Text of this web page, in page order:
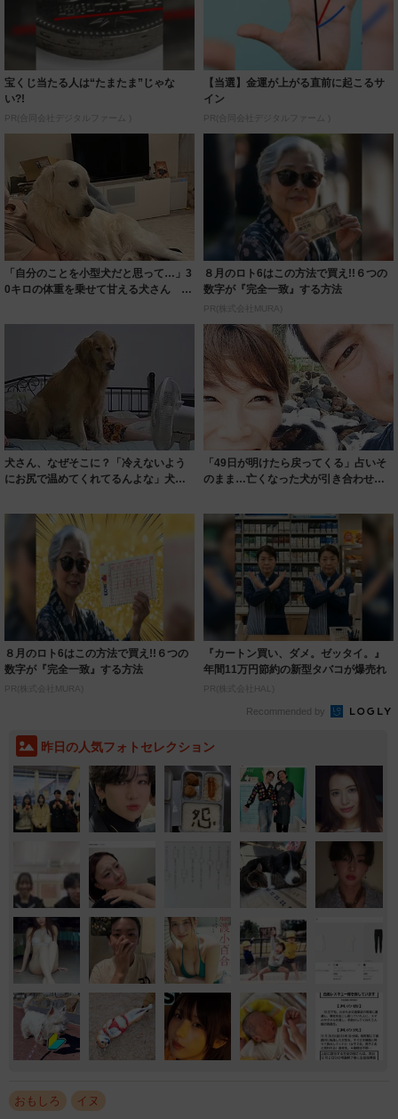
宝くじ当たる人は“たまたま”じゃな
い?!
PR(合同会社デジタルファーム )
【当選】金運が上がる直前に起こるサ
イン
PR(合同会社デジタルファーム )
「自分のことを小型犬だと思って…」3
0キロの体重を乗せて甘える犬さん
８月のロト6はこの方法で買え!!６つの
数字が『完全一致』する方法
PR(株式会社MURA)
犬さん、なぜそこに？「冷えないよう
にお尻で温めてくれてるんよな」犬が
「49日が明けたら戻ってくる」占いそ
のまま…亡くなった犬が引き合わせて
８月のロト6はこの方法で買え!!６つの
数字が『完全一致』する方法
PR(株式会社MURA)
『カートン買い、ダメ。ゼッタイ。』
年間11万円節約の新型タバコが爆売れ
PR(株式会社HAL)
Recommended by
昨日の人気フォトセレクション
おもしろ イヌ